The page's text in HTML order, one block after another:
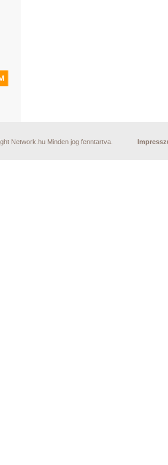
Network.hu Minden jog fenntartva.